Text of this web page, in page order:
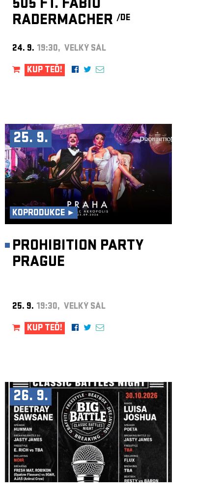
505 FT. FABIO
RADERMACHER /DE
24. 9. 19:30, VELKÝ SÁL
KUP TEĎ!
25. 9.
KOPRODUKCE ►
PROHIBITION PARTY
PRAGUE
25. 9. 19:30, VELKÝ SÁL
KUP TEĎ!
26. 9.